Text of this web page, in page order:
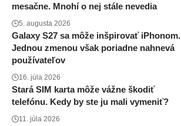
mesačne. Mnohí o nej stále nevedia
5. augusta 2026
Galaxy S27 sa môže inšpirovať iPhonom.
Jednou zmenou však poriadne nahnevá
používateľov
16. júla 2026
Stará SIM karta môže vážne škodiť
telefónu. Kedy by ste ju mali vymeniť?
11. júla 2026